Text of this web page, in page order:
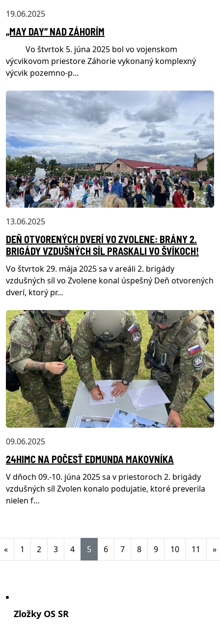
19.06.2025
„MAY DAY“ NAD ZÁHORÍM
Vo štvrtok 5. júna 2025 bol vo vojenskom
výcvikovom priestore Záhorie vykonaný komplexný
výcvik pozemno-p…
13.06.2025
DEŇ OTVORENÝCH DVERÍ VO ZVOLENE: BRÁNY 2.
BRIGÁDY VZDUŠNÝCH SÍL PRASKALI VO ŠVÍKOCH!
Vo štvrtok 29. mája 2025 sa v areáli 2. brigády
vzdušných síl vo Zvolene konal úspešný Deň otvorených
dverí, ktorý pr…
09.06.2025
24HIMC NA POČESŤ EDMUNDA MAKOVNÍKA
V dňoch 09.-10. júna 2025 sa v priestoroch 2. brigády
vzdušných síl Zvolen konalo podujatie, ktoré preverila
nielen f…
« 1 2 3 4 5Aktuálna stránka 5
6 7 8 9 10 11 »
Zložky OS SR